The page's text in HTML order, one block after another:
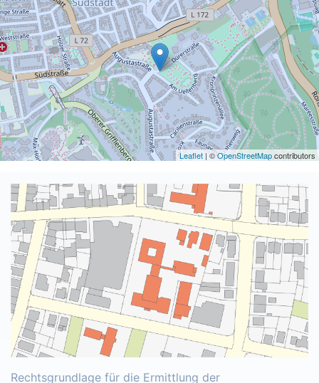
Leaflet | ©OpenStreetMapcontributors
Rechtsgrundlage für die Ermittlung der